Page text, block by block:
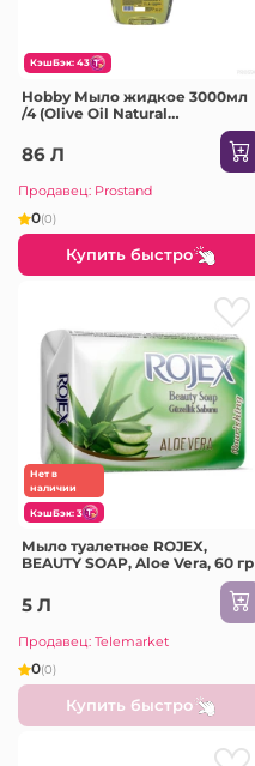
КэшБэк: 43
Hobby Мыло жидкое 3000мл
/4 (Olive Oil Natural
86 Л
Продавец: Prostand
0(0)
Купить быстро
Нет в
наличии
КэшБэк: 3
Мыло туалетное ROJEX,
BEAUTY SOAP, Aloe Vera, 60 гр
5 Л
Продавец: Telemarket
0(0)
Купить быстро